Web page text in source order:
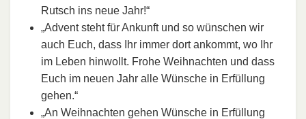
Rutsch ins neue Jahr!“
„Advent steht für Ankunft und so wünschen wir
auch Euch, dass Ihr immer dort ankommt, wo Ihr
im Leben hinwollt. Frohe Weihnachten und dass
Euch im neuen Jahr alle Wünsche in Erfüllung
gehen.“
„An Weihnachten gehen Wünsche in Erfüllung